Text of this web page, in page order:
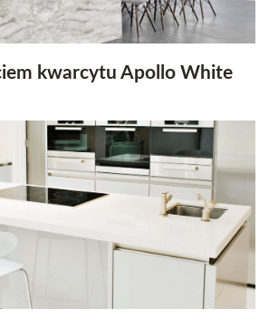
kwarcytu Apollo White